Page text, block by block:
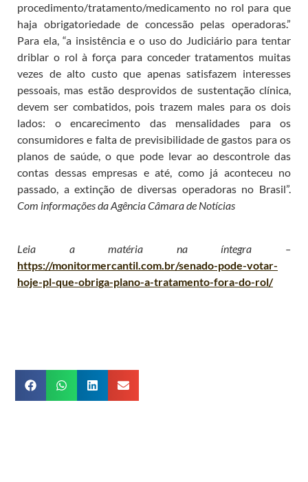
procedimento/tratamento/medicamento no rol para que
haja obrigatoriedade de concessão pelas operadoras.”
Para ela, “a insistência e o uso do Judiciário para tentar
driblar o rol à força para conceder tratamentos muitas
vezes de alto custo que apenas satisfazem interesses
pessoais, mas estão desprovidos de sustentação clínica,
devem ser combatidos, pois trazem males para os dois
lados: o encarecimento das mensalidades para os
consumidores e falta de previsibilidade de gastos para os
planos de saúde, o que pode levar ao descontrole das
contas dessas empresas e até, como já aconteceu no
passado, a extinção de diversas operadoras no Brasil”.
Com informações da Agência Câmara de Notícias
Leia a matéria na íntegra –
https://monitormercantil.com.br/senado-pode-votar-
hoje-pl-que-obriga-plano-a-tratamento-fora-do-rol/